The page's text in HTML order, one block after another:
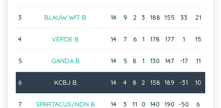
3 BLAUW WIT B 14 9 2 3 188 155 33 21
4 VERDE B 14 7 6 1 178 177 1 15
5 GANDA B 14 5 8 1 130 147 -17 11
6 KCBJ B 14 4 8 2 158 189 -31 10
7 SPARTACUS/NDN B 14 3 11 0 140 190 -50 6